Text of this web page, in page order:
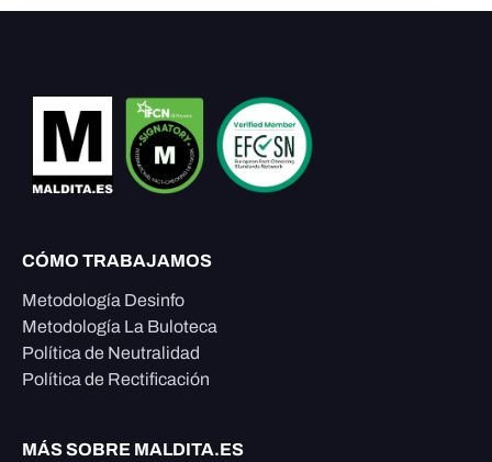
CÓMO TRABAJAMOS
Metodología Desinfo
Metodología La Buloteca
Política de Neutralidad
Política de Rectificación
MÁS SOBRE MALDITA.ES